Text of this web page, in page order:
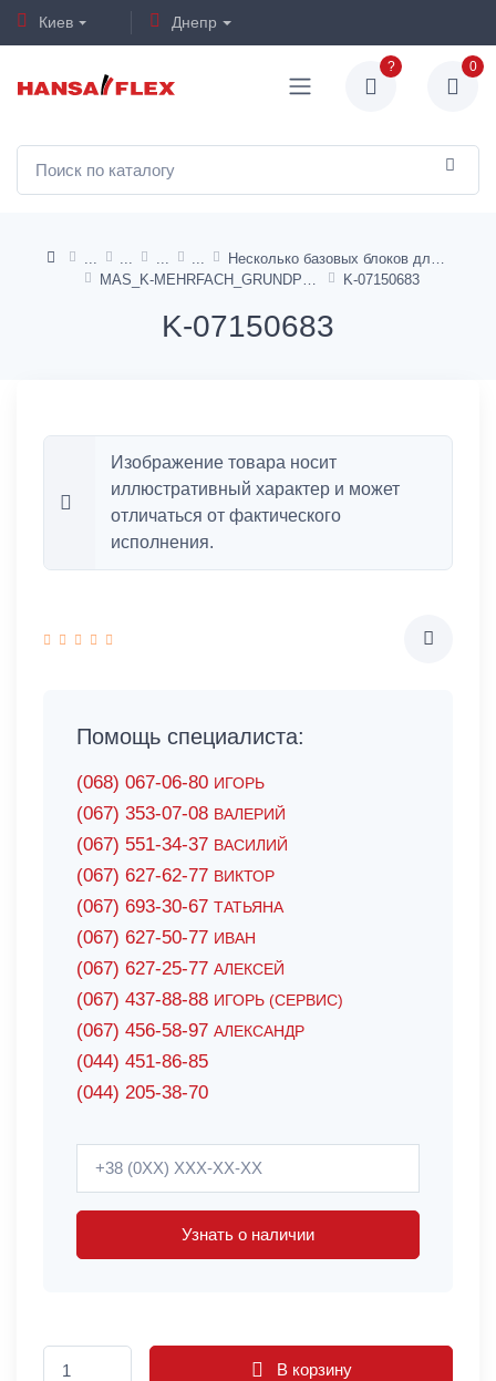
Киев Днепр
? 0
K-07150683
K-07150683
Изображение товара носит
иллюстративный характер и может
отличаться от фактического
исполнения.
Помощь специалиста:
(068) 067-06-80 ИГОРЬ
(067) 353-07-08 ВАЛЕРИЙ
(067) 551-34-37 ВАСИЛИЙ
(067) 627-62-77 ВИКТОР
(067) 693-30-67 ТАТЬЯНА
(067) 627-50-77 ИВАН
(067) 627-25-77 АЛЕКСЕЙ
(067) 437-88-88 ИГОРЬ (СЕРВИС)
(067) 456-58-97 АЛЕКСАНДР
(044) 451-86-85
(044) 205-38-70
Узнать о наличии
В корзину